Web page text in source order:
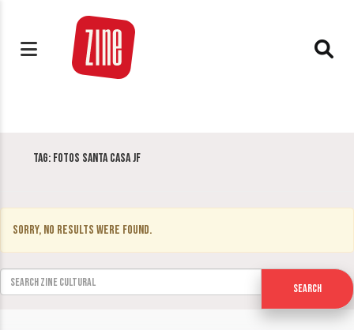
Tag: Fotos Santa Casa JF
Sorry, no results were found.
Search for:
Search